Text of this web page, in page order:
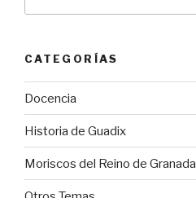
CATEGORÍAS
Docencia
Historia de Guadix
Moriscos del Reino de Granada